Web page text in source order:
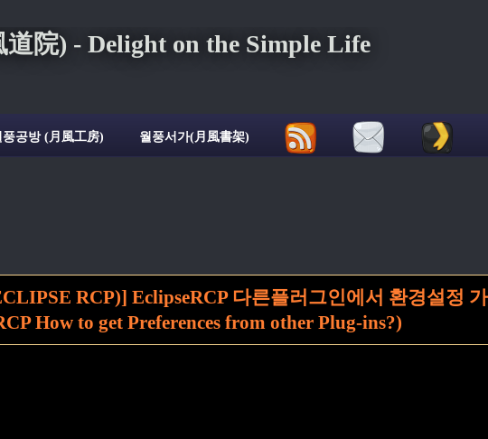
院) - Delight on the Simple Life
풍공방 (月風工房) 월풍서가(月風書架)
RCP)] EclipseRCP 다른플러그인에서 환경설정 가
How to get Preferences from other Plug-ins?)